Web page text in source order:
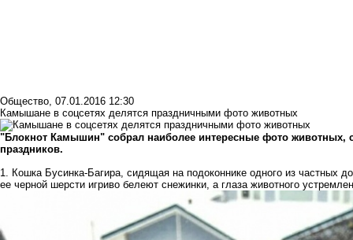
Общество, 07.01.2016 12:30
Камышане в соцсетях делятся праздничными фото животных
"Блокнот Камышин" собрал наиболее интересные фото животных,
праздников.
1. Кошка Бусинка-Багира, сидящая на подоконнике одного из частных
ее черной шерсти игриво белеют снежинки, а глаза животного